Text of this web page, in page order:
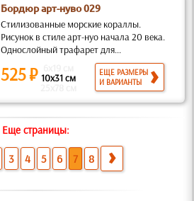
Бордюр арт-нуво 029
Стилизованные морские кораллы.
Рисунок в стиле арт-нуо начала 20 века.
Однослойный трафарет для...
525 ₽ 10x31 см
ЕЩЕ РАЗМЕРЫ
И ВАРИАНТЫ
Еще страницы:
3 4 5 6 7 8